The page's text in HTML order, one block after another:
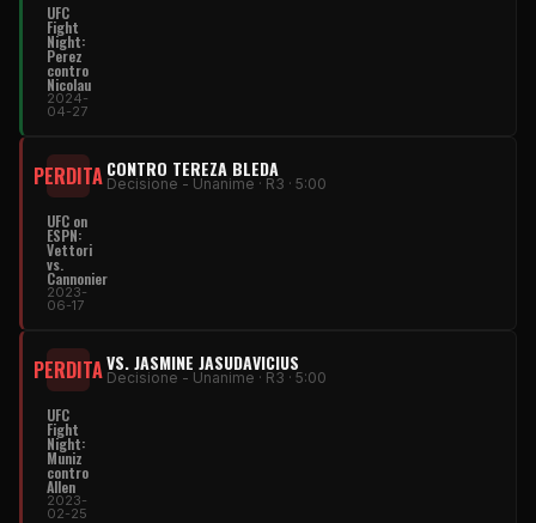
UFC
Fight
Night:
Perez
contro
Nicolau
2024-
04-27
PERDITACONTRO TEREZA BLEDA
Decisione - Unanime · R3 · 5:00
UFC on
ESPN:
Vettori
vs.
Cannonier
2023-
06-17
PERDITAVS. JASMINE JASUDAVICIUS
Decisione - Unanime · R3 · 5:00
UFC
Fight
Night:
Muniz
contro
Allen
2023-
02-25